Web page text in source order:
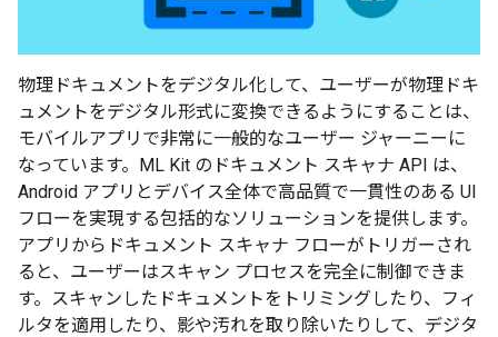
物理ドキュメントをデジタル化して、ユーザーが物理ドキ
ュメントをデジタル形式に変換できるようにすることは、
モバイルアプリで非常に一般的なユーザー ジャーニーに
なっています。ML Kit のドキュメント スキャナ API は、
Android アプリとデバイス全体で高品質で一貫性のある UI
フローを実現する包括的なソリューションを提供します。
アプリからドキュメント スキャナ フローがトリガーされ
ると、ユーザーはスキャン プロセスを完全に制御できま
す。スキャンしたドキュメントをトリミングしたり、フィ
ルタを適用したり、影や汚れを取り除いたりして、デジタ